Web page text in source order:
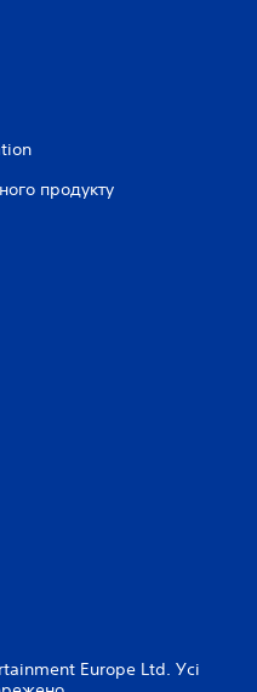
продукту
Europe Ltd. Усі